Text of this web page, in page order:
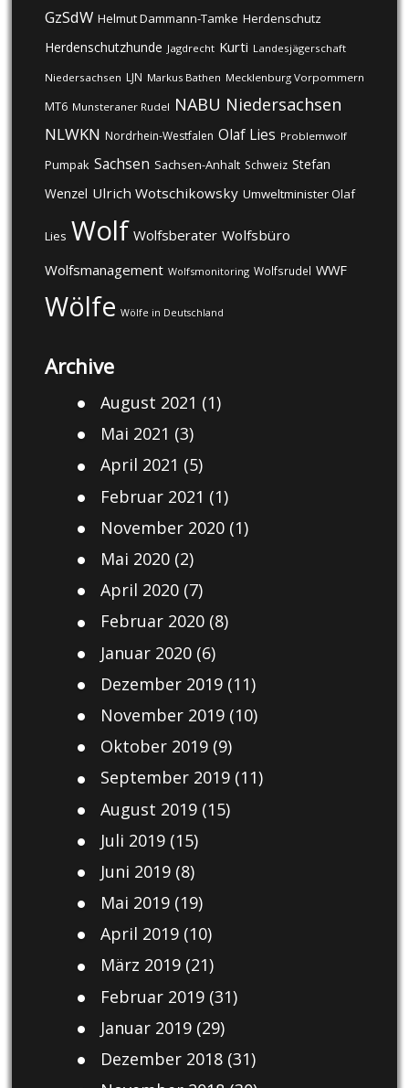
GzSdW Helmut Dammann-Tamke Herdenschutz
Herdenschutzhunde Jagdrecht Kurti Landesjägerschaft
Niedersachsen LJN Markus Bathen Mecklenburg Vorpommern
MT6 Munsteraner Rudel NABU Niedersachsen
NLWKN Nordrhein-Westfalen Olaf Lies Problemwolf
Pumpak Sachsen Sachsen-Anhalt Schweiz Stefan
Wenzel Ulrich Wotschikowsky Umweltminister Olaf
Lies Wolf Wolfsberater Wolfsbüro
Wolfsmanagement Wolfsmonitoring Wolfsrudel WWF
Wölfe Wölfe in Deutschland
Archive
August 2021 (1)
Mai 2021 (3)
April 2021 (5)
Februar 2021 (1)
November 2020(1)
Mai 2020(2)
April 2020(7)
Februar 2020(8)
Januar 2020(6)
Dezember 2019(11)
November 2019(10)
Oktober 2019(9)
September 2019(11)
August 2019(15)
Juli 2019(15)
Juni 2019(8)
Mai 2019(19)
April 2019(10)
März 2019(21)
Februar 2019(31)
Januar 2019(29)
Dezember 2018(31)